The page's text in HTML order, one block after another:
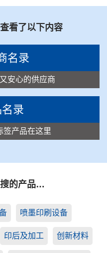
看了以下内容
名录
安心的供应商
录
签产品在这里
的产品…
喷墨印刷设备
印后及加工 创新材料